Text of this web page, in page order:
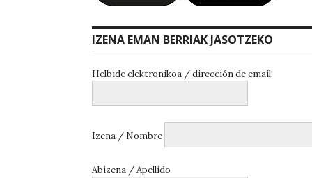
IZENA EMAN BERRIAK JASOTZEKO
Helbide elektronikoa / dirección de email:
Izena / Nombre
Abizena / Apellido